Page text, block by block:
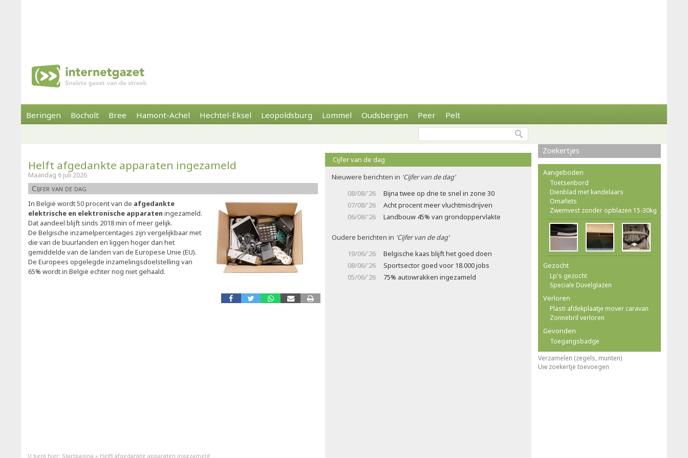
Beringen Bocholt Bree Hamont-Achel Hechtel-Eksel Leopoldsburg Lommel Oudsbergen Peer Pelt
Helft afgedankte apparaten ingezameld
Maandag 6 juli 2026
Cijfer van de dag
In België wordt 50 procent van de afgedankte
elektrische en elektronische apparaten ingezameld.
Dat aandeel blijft sinds 2018 min of meer gelijk.
De Belgische inzamelpercentages zijn vergelijkbaar met
die van de buurlanden en liggen hoger dan het
gemiddelde van de landen van de Europese Unie (EU).
De Europees opgelegde inzamelingsdoelstelling van
65% wordt in België echter nog niet gehaald.
Cijfer van de dag
Nieuwere berichten in 'Cijfer van de dag'
08/08/'26
Bijna twee op drie te snel in zone 30
07/08/'26
Acht procent meer vluchtmisdrijven
06/08/'26
Landbouw 45% van grondoppervlakte
Oudere berichten in 'Cijfer van de dag'
19/06/'26
Belgische kaas blijft het goed doen
08/06/'26
Sportsector goed voor 18.000 jobs
05/06/'26
75% autowrakken ingezameld
Zoekertjes
Aangeboden
Toetsenbord
Dienblad met kandelaars
Omafiets
Zwemvest zonder opblazen 15-30kg
Gezocht
Lp's gezocht
Speciale Duvelglazen
Verloren
Plasti afdekplaatje mover caravan
Zonnebril verloren
Gevonden
Toegangsbadge
Verzamelen (zegels, munten)
Uw zoekertje toevoegen
U bent hier: Startpagina » Helft afgedankte apparaten ingezameld